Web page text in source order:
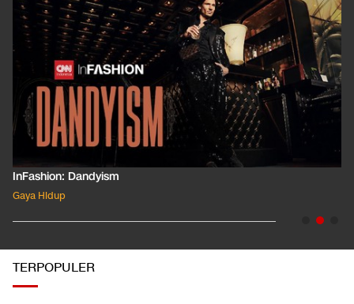
InFashion: Getaway
Gaya Hidup
TERPOPULER